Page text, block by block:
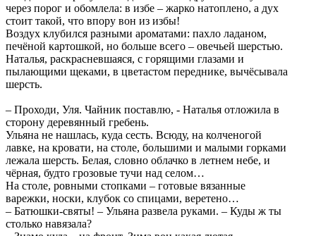
через порог и обомлела: в избе – жарко натоплено, а дух
стоит такой, что впору вон из избы!
Воздух клубился разными ароматами: пахло ладаном,
печёной картошкой, но больше всего – овечьей шерстью.
Наталья, раскрасневшаяся, с горящими глазами и
пылающими щеками, в цветастом переднике, вычёсывала
шерсть.
– Проходи, Уля. Чайник поставлю, - Наталья отложила в
сторону деревянный гребень.
Ульяна не нашлась, куда сесть. Всюду, на колченогой
лавке, на кровати, на столе, большими и малыми горками
лежала шерсть. Белая, словно облачко в летнем небе, и
чёрная, будто грозовые тучи над селом…
На столе, ровными стопками – готовые вязанные
варежки, носки, клубок со спицами, веретено…
– Батюшки-святы! – Ульяна развела руками. – Куды ж ты
столько навязала?